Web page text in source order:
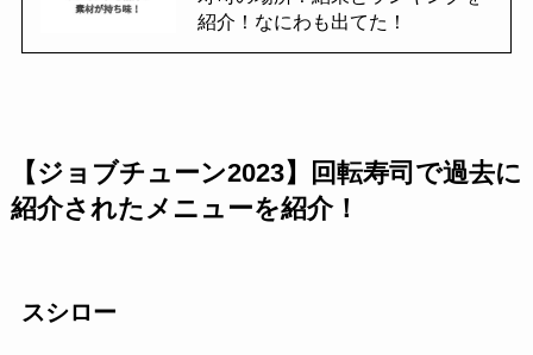
紹介！なにわも出てた！
【ジョブチューン2023】回転寿司で過去に
紹介されたメニューを紹介！
スシロー